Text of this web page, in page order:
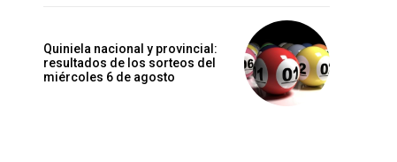
Quiniela nacional y provincial:
resultados de los sorteos del
miércoles 6 de agosto